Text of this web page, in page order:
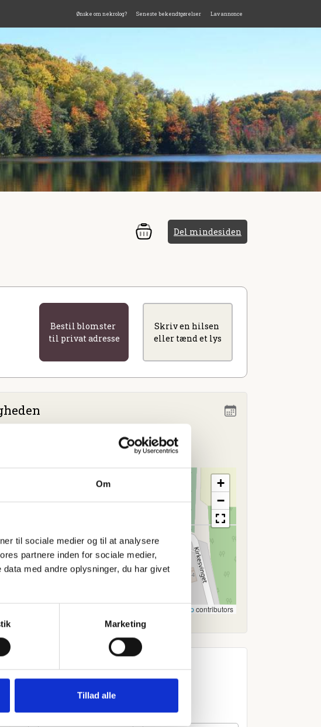
Om
til sociale medier og til at analysere
partnere inden for sociale medier,
med andre oplysninger, du har givet
Marketing
Tillad alle
Ønske om nekrolog? Seneste bekendtgørelser Lav annonce
Del mindesiden
Bestil blomster
til privat adresse
Skriv en hilsen
eller tænd et lys
+
−
OpenStreetMapcontributors